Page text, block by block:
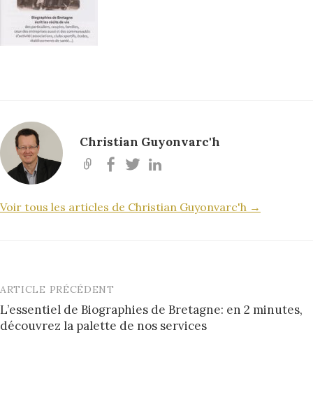
Christian Guyonvarc'h
Voir tous les articles de Christian Guyonvarc'h →
Post
navigation
ARTICLE PRÉCÉDENT
L’essentiel de Biographies de Bretagne: en 2 minutes,
découvrez la palette de nos services